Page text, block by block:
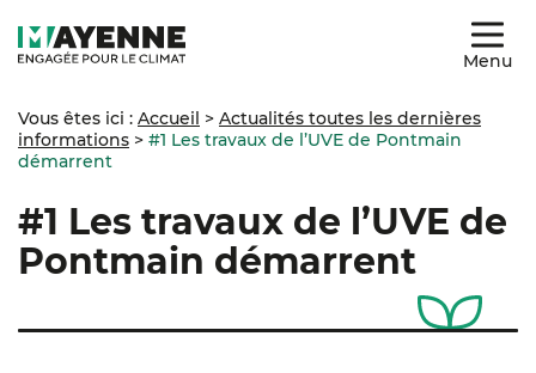
Menu
Vous êtes ici : Accueil > Actualités toutes les dernières
informations > #1 Les travaux de l’UVE de Pontmain
démarrent
#1 Les travaux de l’UVE de
Pontmain démarrent